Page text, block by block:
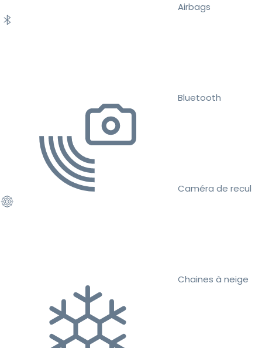
Airbags
Bluetooth
Caméra de recul
Chaines à neige